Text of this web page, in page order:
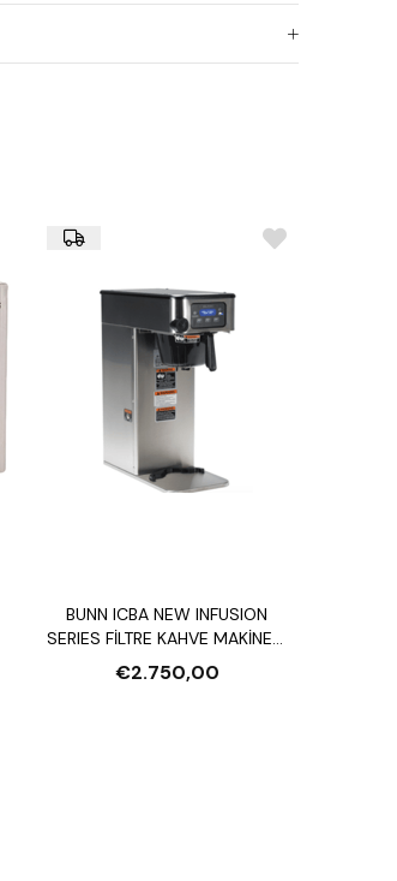
BUNN ICBA NEW INFUSION
SERIES FİLTRE KAHVE MAKİNESİ
VE 5.7L GEN3 TF SERVER HAZNE
€2.750,00